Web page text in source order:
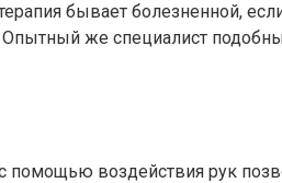
бывает болезненной,
же специалист
помощью воздействия рук